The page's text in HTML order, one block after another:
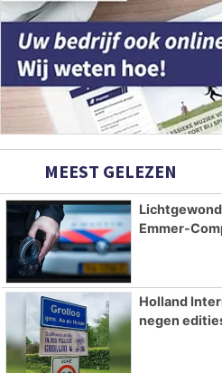
MEEST GELEZEN
Emmer-
Holland
negen